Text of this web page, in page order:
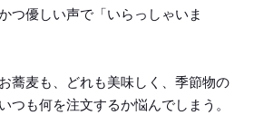
つ優しい声で「いらっしゃいま
蕎麦も、どれも美味しく、季節物の
つも何を注文するか悩んでしまう。